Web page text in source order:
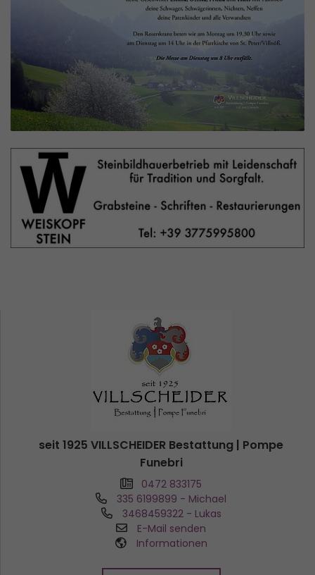
seit 1925 VILLSCHEIDER Bestattung | Pompe
Funebri
0472 833175
335 6199899 - Michael
3468459322 - Lukas
E-Mail senden
Informationen